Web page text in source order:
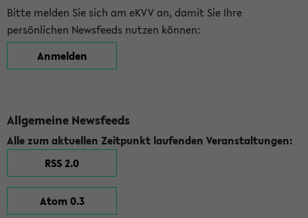
Bitte melden Sie sich am eKVV an, damit Sie Ihre
persönlichen Newsfeeds nutzen können:
Anmelden
Allgemeine Newsfeeds
Alle zum aktuellen Zeitpunkt laufenden Veranstaltungen:
RSS 2.0
Atom 0.3